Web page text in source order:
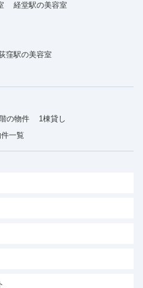
経堂駅の美容室
窪駅の美容室
の物件
1棟貸し
一覧
由